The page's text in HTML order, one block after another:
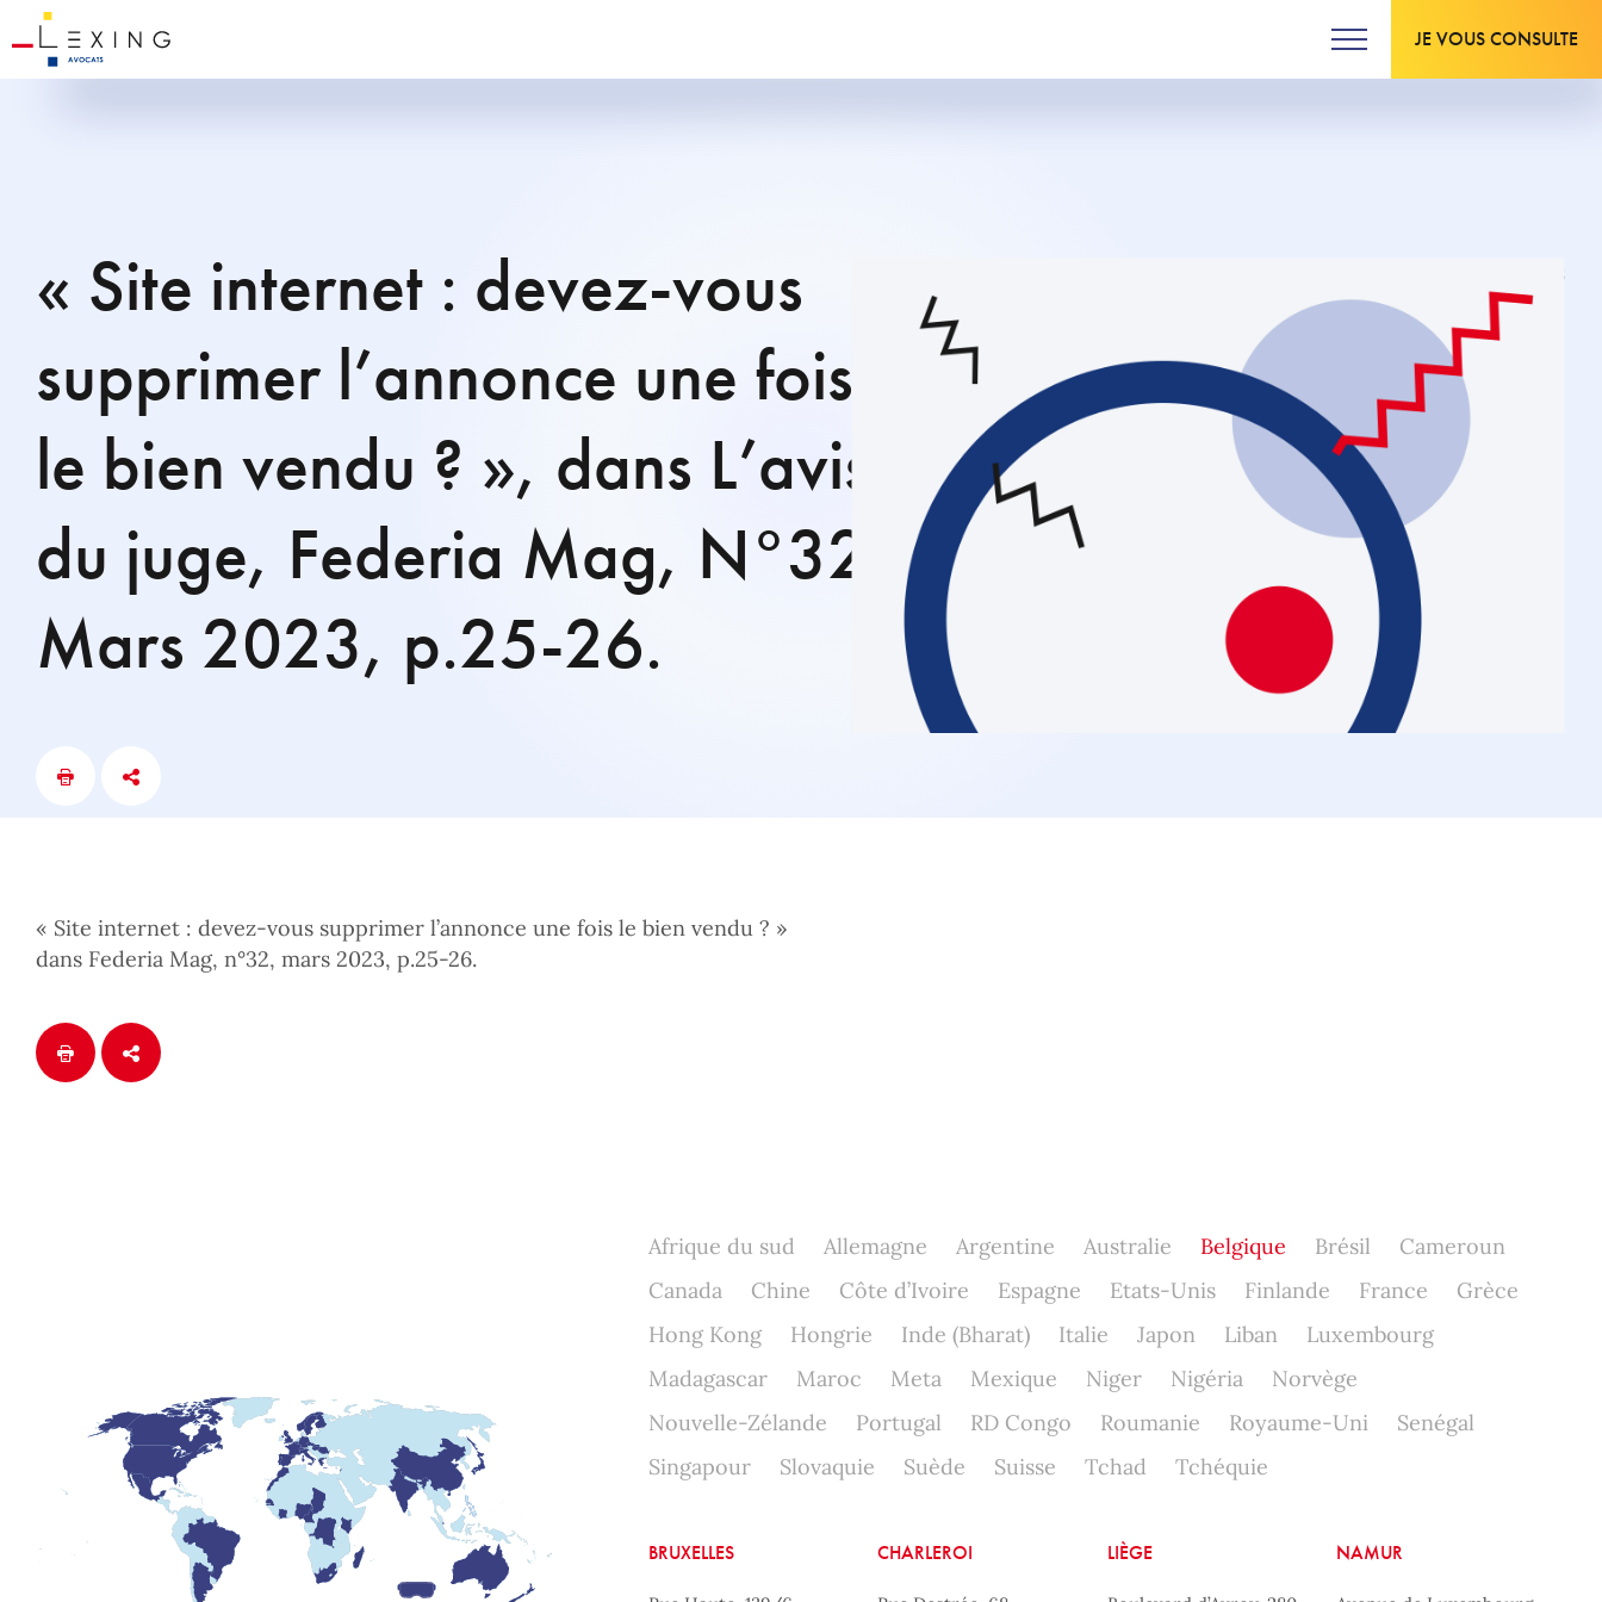
JE VOUS CONSULTE
« Site internet : devez-vous
supprimer l’annonce une fois
le bien vendu ? », dans L’avis
du juge, Federia Mag, N°32,
Mars 2023, p.25-26.
Mis à jour le 28.03.2023
« Site internet : devez-vous supprimer l’annonce une fois le bien vendu ? »
dans Federia Mag, n°32, mars 2023, p.25-26.
Afrique du sud Allemagne Argentine Australie Belgique Brésil
Cameroun
Canada
Chine Côte d’Ivoire Espagne Etats-Unis Finlande France
Grèce
Hong Kong
Hongrie Inde (Bharat) Italie Japon Liban
Luxembourg
Madagascar
Maroc Meta Mexique Niger Nigéria
Norvège
Nouvelle-Zélande
Portugal RD Congo Roumanie Royaume-Uni
Senégal
Singapour
Slovaquie Suède Suisse Tchad Tchéquie
BRUXELLES CHARLEROI LIÈGE NAMUR